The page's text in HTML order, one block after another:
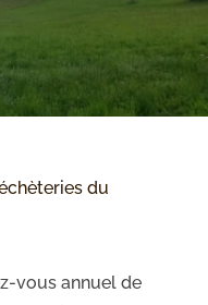
du
vous annuel de